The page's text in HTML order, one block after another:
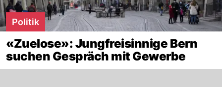
Politik
«Zuelose»: Jungfreisinnige Bern
suchen Gespräch mit Gewerbe